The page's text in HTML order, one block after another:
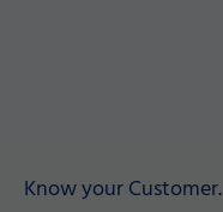
Know your Customer.